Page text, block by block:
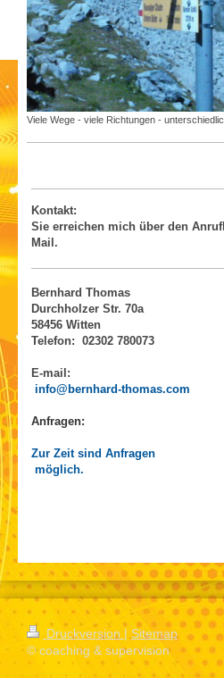
Viele Wege - viele Richtungen -
Kontakt:
Sie erreichen mich über den Anruf
Mail.
Bernhard Thomas
Durchholzer Str. 70a
58456 Witten
Telefon: 02302 780073
E-mail:
info@bernhard-thomas.com
Anfragen:
Zur Zeit sind Anfragen
möglich.
Druckversion | Sitemap
© coaching & supervision